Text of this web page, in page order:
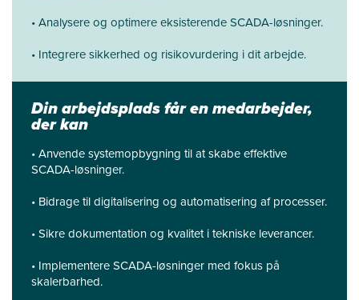
• Analysere og optimere eksisterende SCADA-løsninger.
• Integrere sikkerhed og risikovurdering i dit arbejde.
Din arbejdsplads får en medarbejder,
der kan
• Anvende systemopbygning til at skabe effektive
SCADA-løsninger.
• Bidrage til digitalisering og automatisering af processer.
• Sikre dokumentation og kvalitet i tekniske leverancer.
• Implementere SCADA-løsninger med fokus på
skalerbarhed.